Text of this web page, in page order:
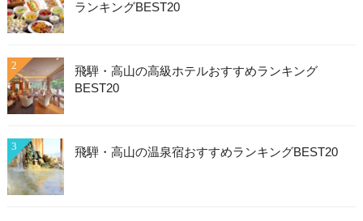
ランキングBEST20
2
飛騨・高山の高級ホテルおすすめランキング
BEST20
3 飛騨・高山の温泉宿おすすめランキングBEST20